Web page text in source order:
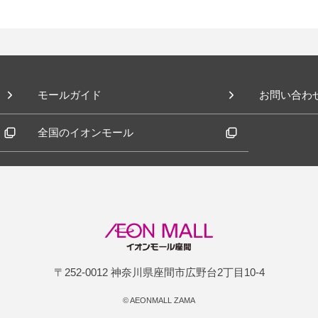
モールガイド お問い合わ
全国のイオンモール
〒252-0012 神奈川県座間市広野台2丁目10-4
©AEONMALL ZAMA